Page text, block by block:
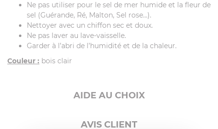
Ne pas utiliser pour le sel de mer humide et la fleur de
sel (Guérande, Ré, Malton, Sel rose…).
Nettoyer avec un chiffon sec et doux.
Ne pas laver au lave-vaisselle.
Garder à l’abri de l’humidité et de la chaleur.
Couleur : bois clair
AIDE AU CHOIX
AVIS CLIENT